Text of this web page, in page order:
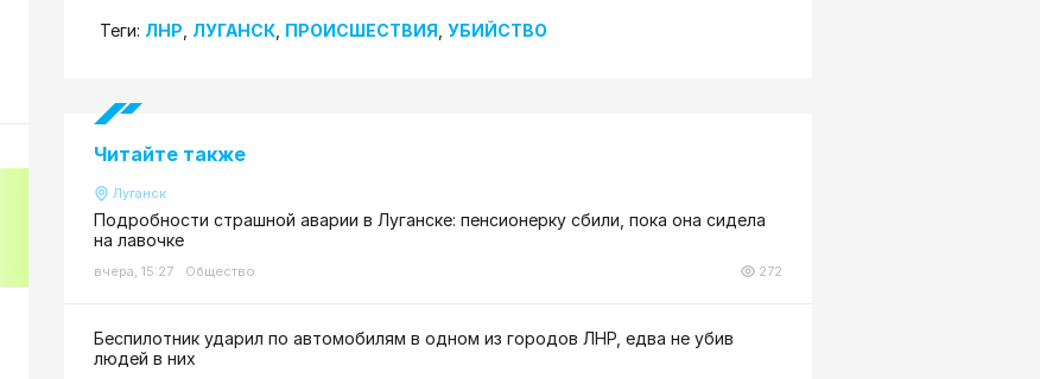
Теги: ЛНР ЛУГАНСК ПРОИСШЕСТВИЯ УБИЙСТВО
Читайте также
Луганск
Подробности страшной аварии в Луганске: пенсионерку сбили, пока она сидела
на лавочке
вчера, 15:27 Общество 272
Беспилотник ударил по автомобилям в одном из городов ЛНР, едва не убив
людей в них